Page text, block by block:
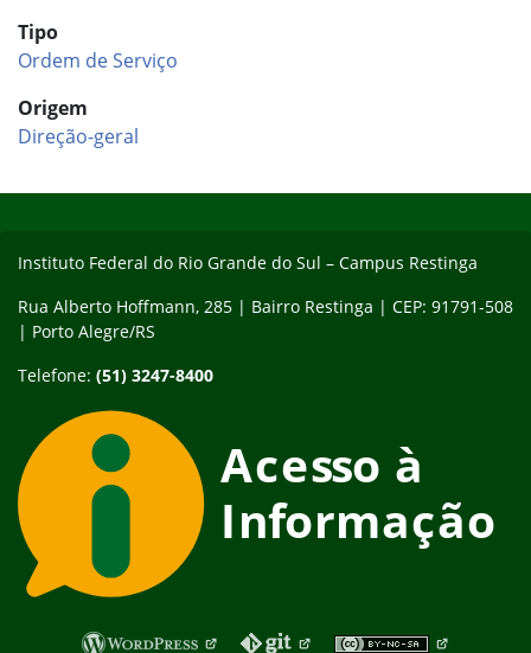
Tipo
Ordem de Serviço
Origem
Direção-geral
Instituto Federal do Rio Grande do Sul – Campus Restinga
Rua Alberto Hoffmann, 285 | Bairro Restinga | CEP: 91791-508
| Porto Alegre/RS
Telefone: (51) 3247-8400